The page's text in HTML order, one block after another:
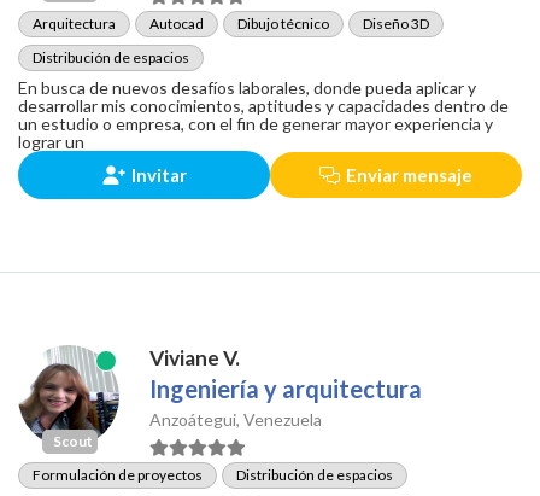
Arquitectura Autocad Dibujo técnico
Diseño 3D
Distribución de espacios
En busca de nuevos desafíos laborales, donde pueda aplicar y
desarrollar mis conocimientos, aptitudes y capacidades dentro de
un estudio o empresa, con el fin de generar mayor experiencia y
lograr un
Invitar Enviar mensaje
Scout
Viviane V.
Ingeniería y arquitectura
Anzoátegui, Venezuela
Formulación de proyectos
Distribución de espacios